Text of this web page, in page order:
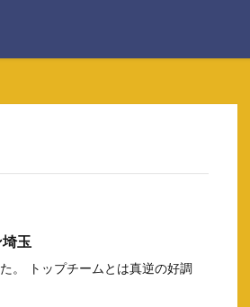
玉
。 トップチームとは真逆の好調